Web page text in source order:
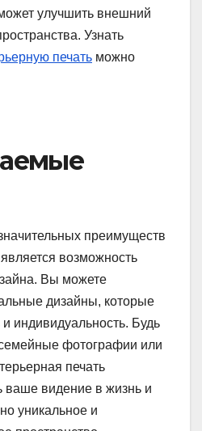
улучшить внешний
Узнать
печать можно
преимуществ
возможность
Вы можете
дизайны, которые
индивидуальность. Будь
фотографии или
печать
ваше видение в жизнь и
уникальное и